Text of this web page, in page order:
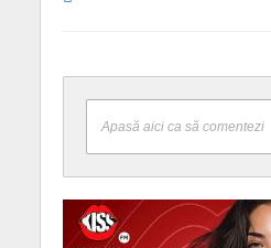
Apasă aici ca să comentezi